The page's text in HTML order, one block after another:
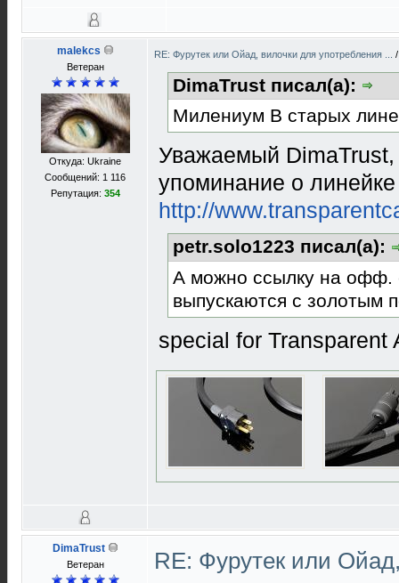
malekcs
Ветеран
Откуда: Ukraine
Сообщений: 1 116
Репутация: 354
RE: Фурутек или Ойад, вилочки для употребления ...
DimaTrust писал(а):
Милениум В старых
Уважаемый DimaTrust,
упоминание о
http://
petr.solo1223 писал(а):
А можно ссылку на офф.
выпускаются с золотым
special for Transparent
DimaTrust
Ветеран
RE: Фурутек или